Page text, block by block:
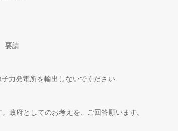
要請
力発電所を輸出しないでください
政府としてのお考えを、ご回答願います。